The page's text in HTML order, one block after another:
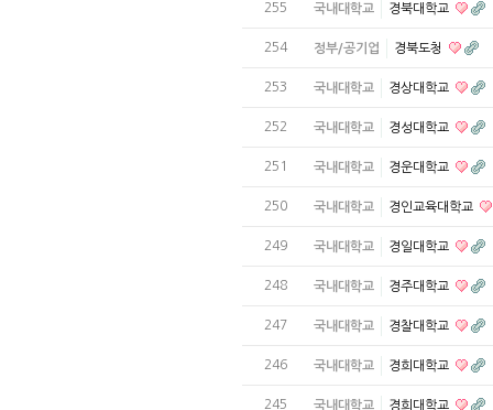
255 국내대학교 경북대학교
254 정부/공기업 경북도청
253 국내대학교 경상대학교
252 국내대학교 경성대학교
251 국내대학교 경운대학교
250 국내대학교 경인교육대학교
249 국내대학교 경일대학교
248 국내대학교 경주대학교
247 국내대학교 경찰대학교
246 국내대학교 경희대학교
245 국내대학교 경희대학교